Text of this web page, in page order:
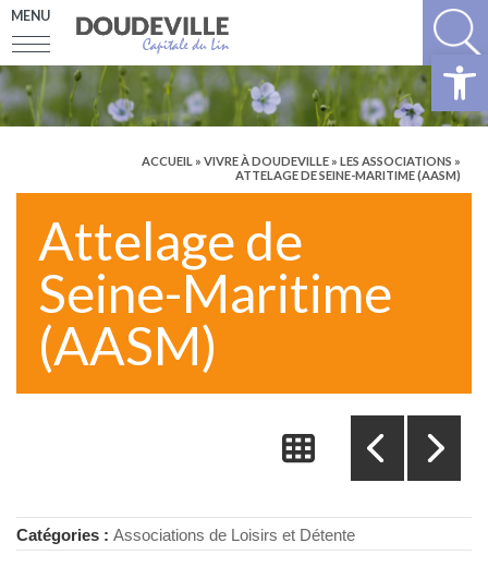
MENU
ACCUEIL » VIVRE À DOUDEVILLE » LES ASSOCIATIONS »
ATTELAGE DE SEINE-MARITIME (AASM)
Attelage de
Seine-Maritime
(AASM)
Catégories : Associations de Loisirs et Détente